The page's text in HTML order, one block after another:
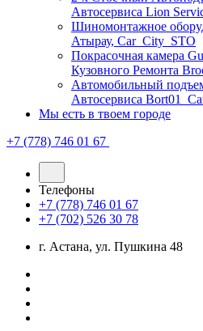
Автосервиса Lion
Шиномонтажное
Атырау, Car_City_STO
Покрасочная камера
Кузовного Ремонта
Автомобильный
Автосервиса
Мы есть в твоем городе
+7 (778) 746 01 67
Телефоны
+7 (778) 746 01 67
+7 (702) 526 30 78
г. Астана, ул. Пушкина 48